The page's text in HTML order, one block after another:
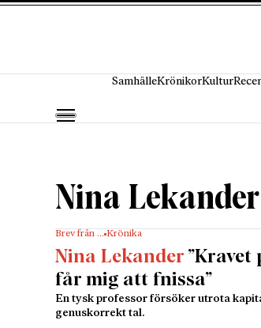
SamhälleKrönikorKultur
Nina Lekander
Brev från … Krönika
Nina Lekander
får mig att fnissa”
En tysk professor försöker utrota
genuskorrekt tal.